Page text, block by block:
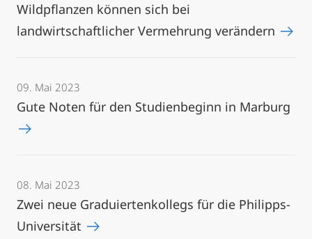
Wildpflanzen können sich bei
landwirtschaftlicher Vermehrung verändern
09. Mai 2023
Gute Noten für den Studienbeginn in Marburg
08. Mai 2023
Zwei neue Graduiertenkollegs für die Philipps-
Universität